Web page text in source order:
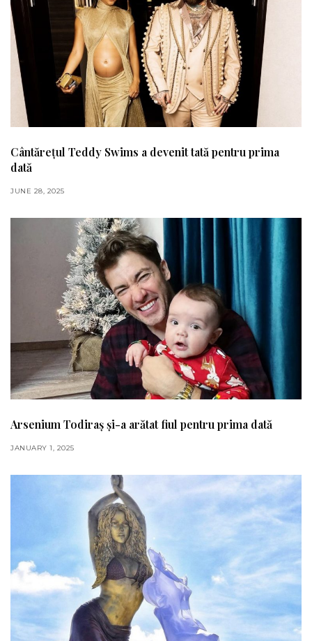
Cântărețul Teddy Swims a devenit tată pentru prima
dată
JUNE 28, 2025
Arsenium Todiraș și-a arătat fiul pentru prima dată
JANUARY 1, 2025